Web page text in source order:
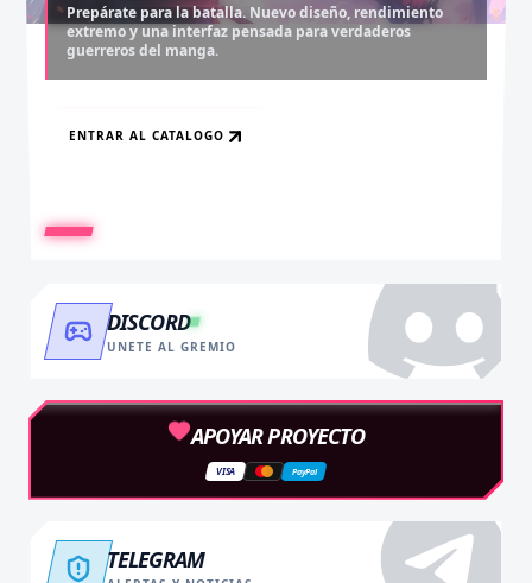
Prepárate para la batalla. Nuevo diseño, rendimiento
extremo y una interfaz pensada para verdaderos
guerreros del manga.
ENTRAR AL CATALOGO
Desbloquea capítulos legendarios. Recarga tus monedas
y accede al contenido más exclusivo sin límites.
RECARGAR AHORA
Asciende al rango máximo. Experiencia sin anuncios,
descargas infinitas y acceso anticipado.
VER BENEFICIOS
DISCORD
UNETE AL GREMIO
APOYAR PROYECTO
VISA PayPal
TELEGRAM